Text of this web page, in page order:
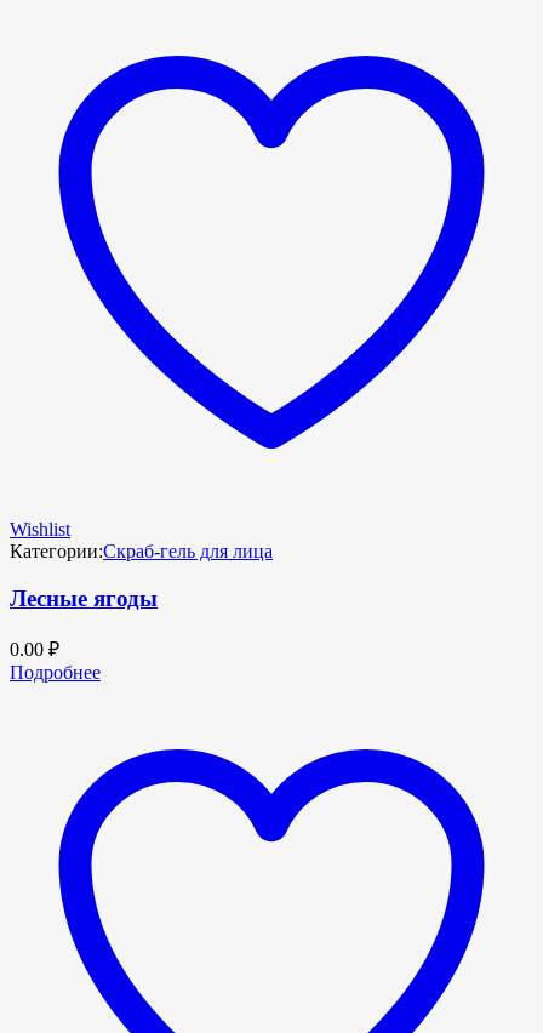
Wishlist
Категории:Скраб-гель для лица
Лесные ягоды
0.00 ₽
Подробнее